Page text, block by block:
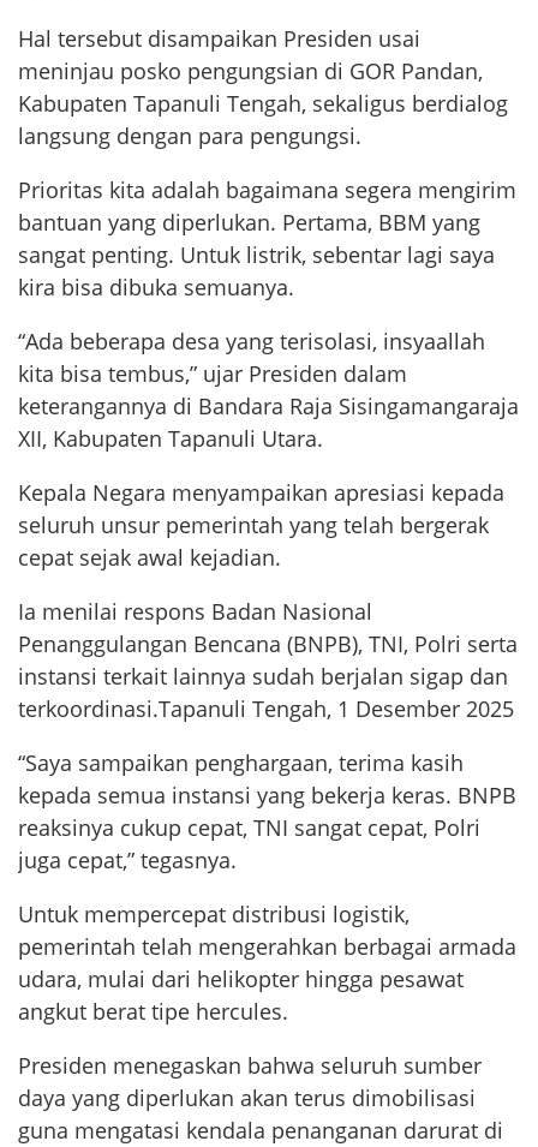
Hal tersebut disampaikan Presiden usai
meninjau posko pengungsian di GOR Pandan,
Kabupaten Tapanuli Tengah, sekaligus berdialog
langsung dengan para pengungsi.
Prioritas kita adalah bagaimana segera mengirim
bantuan yang diperlukan. Pertama, BBM yang
sangat penting. Untuk listrik, sebentar lagi saya
kira bisa dibuka semuanya.
“Ada beberapa desa yang terisolasi, insyaallah
kita bisa tembus,” ujar Presiden dalam
keterangannya di Bandara Raja Sisingamangaraja
XII, Kabupaten Tapanuli Utara.
Kepala Negara menyampaikan apresiasi kepada
seluruh unsur pemerintah yang telah bergerak
cepat sejak awal kejadian.
Ia menilai respons Badan Nasional
Penanggulangan Bencana (BNPB), TNI, Polri serta
instansi terkait lainnya sudah berjalan sigap dan
terkoordinasi.Tapanuli Tengah, 1 Desember 2025
“Saya sampaikan penghargaan, terima kasih
kepada semua instansi yang bekerja keras. BNPB
reaksinya cukup cepat, TNI sangat cepat, Polri
juga cepat,” tegasnya.
Untuk mempercepat distribusi logistik,
pemerintah telah mengerahkan berbagai armada
udara, mulai dari helikopter hingga pesawat
angkut berat tipe hercules.
Presiden menegaskan bahwa seluruh sumber
daya yang diperlukan akan terus dimobilisasi
guna mengatasi kendala penanganan darurat di